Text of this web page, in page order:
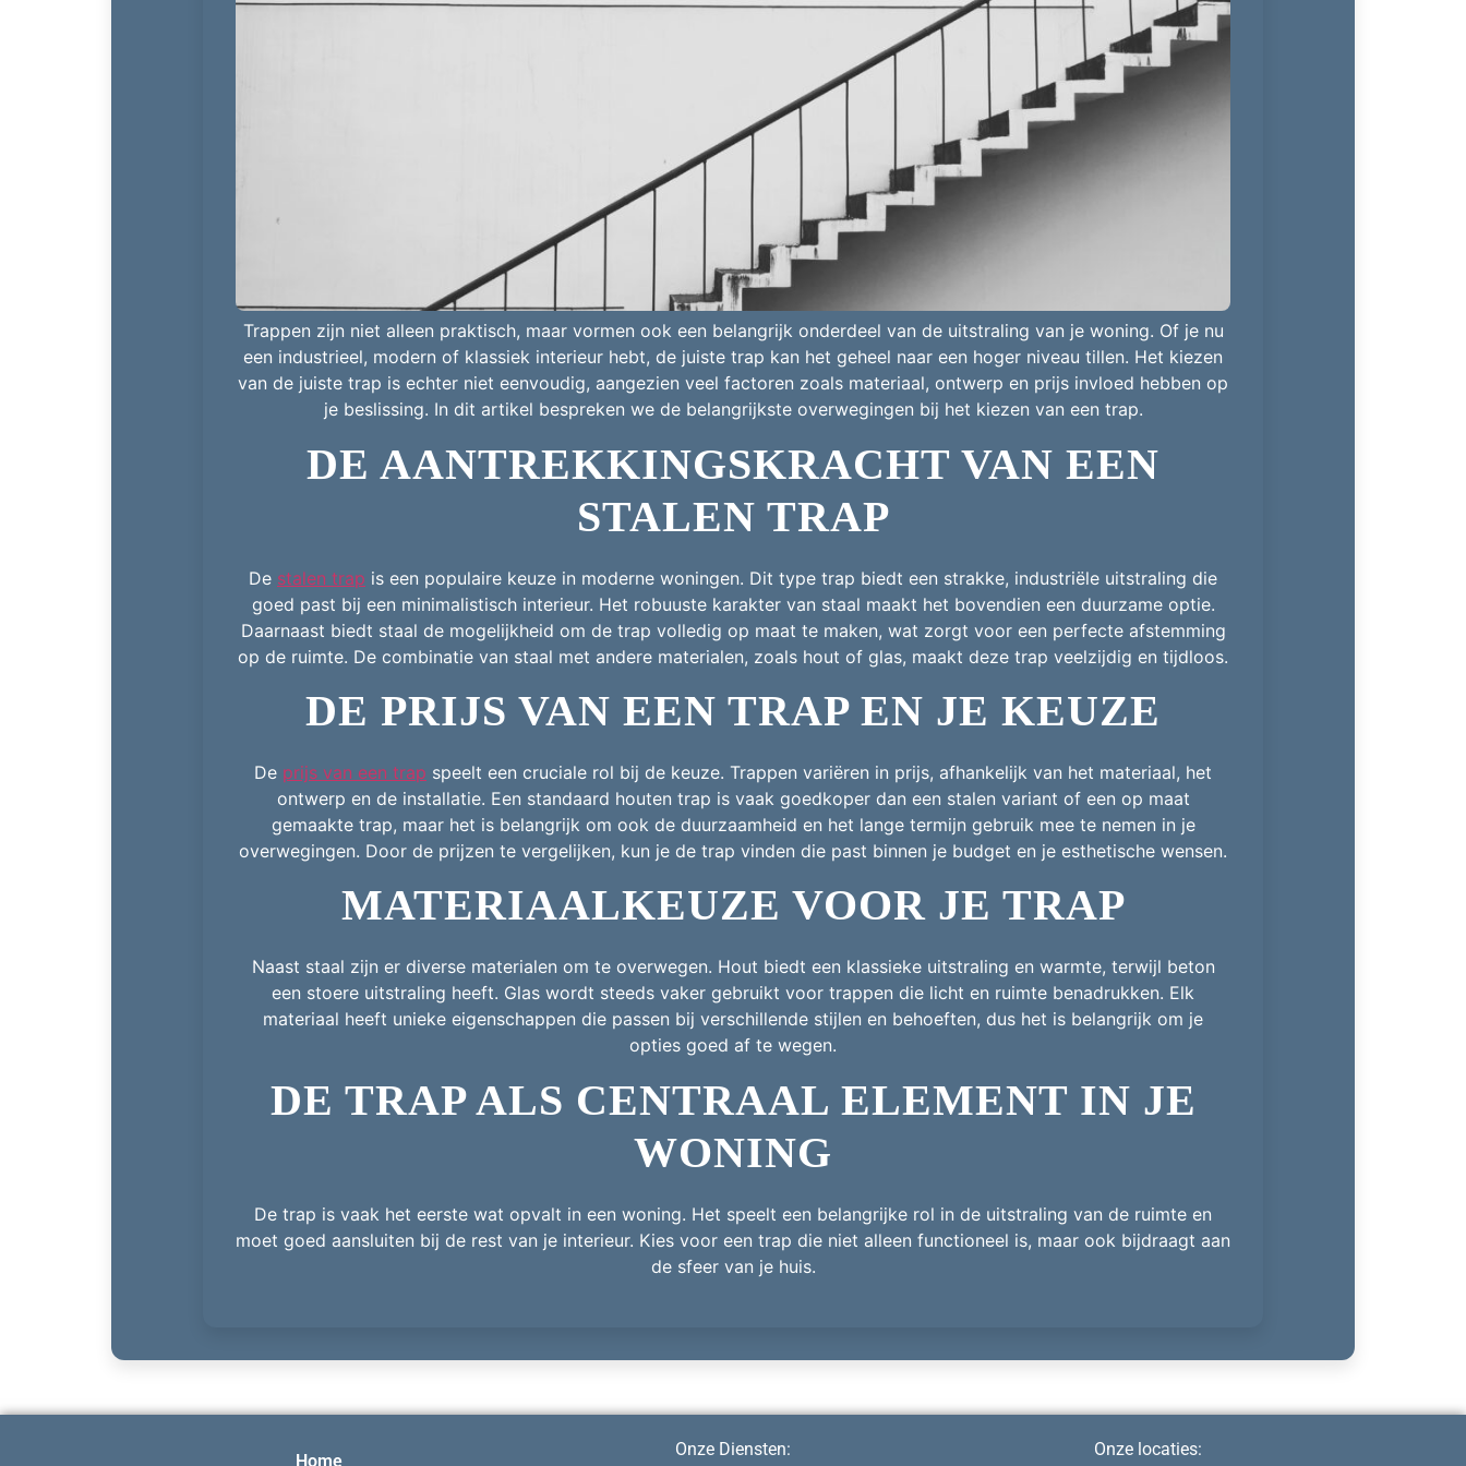
Trappen zijn niet alleen praktisch, maar vormen ook een belangrijk onderdeel van de uitstraling van je woning. Of je nu
een industrieel, modern of klassiek interieur hebt, de juiste trap kan het geheel naar een hoger niveau tillen. Het kiezen
van de juiste trap is echter niet eenvoudig, aangezien veel factoren zoals materiaal, ontwerp en prijs invloed hebben op
je beslissing. In dit artikel bespreken we de belangrijkste overwegingen bij het kiezen van een trap.
DE AANTREKKINGSKRACHT VAN EEN
STALEN TRAP
De stalen trap is een populaire keuze in moderne woningen. Dit type trap biedt een strakke, industriële uitstraling die
goed past bij een minimalistisch interieur. Het robuuste karakter van staal maakt het bovendien een duurzame optie.
Daarnaast biedt staal de mogelijkheid om de trap volledig op maat te maken, wat zorgt voor een perfecte afstemming
op de ruimte. De combinatie van staal met andere materialen, zoals hout of glas, maakt deze trap veelzijdig en tijdloos.
DE PRIJS VAN EEN TRAP EN JE KEUZE
De prijs van een trap speelt een cruciale rol bij de keuze. Trappen variëren in prijs, afhankelijk van het materiaal, het
ontwerp en de installatie. Een standaard houten trap is vaak goedkoper dan een stalen variant of een op maat
gemaakte trap, maar het is belangrijk om ook de duurzaamheid en het lange termijn gebruik mee te nemen in je
overwegingen. Door de prijzen te vergelijken, kun je de trap vinden die past binnen je budget en je esthetische wensen.
MATERIAALKEUZE VOOR JE TRAP
Naast staal zijn er diverse materialen om te overwegen. Hout biedt een klassieke uitstraling en warmte, terwijl beton
een stoere uitstraling heeft. Glas wordt steeds vaker gebruikt voor trappen die licht en ruimte benadrukken. Elk
materiaal heeft unieke eigenschappen die passen bij verschillende stijlen en behoeften, dus het is belangrijk om je
opties goed af te wegen.
DE TRAP ALS CENTRAAL ELEMENT IN JE
WONING
De trap is vaak het eerste wat opvalt in een woning. Het speelt een belangrijke rol in de uitstraling van de ruimte en
moet goed aansluiten bij de rest van je interieur. Kies voor een trap die niet alleen functioneel is, maar ook bijdraagt aan
de sfeer van je huis.
Home
Onze Diensten: Onze locaties: